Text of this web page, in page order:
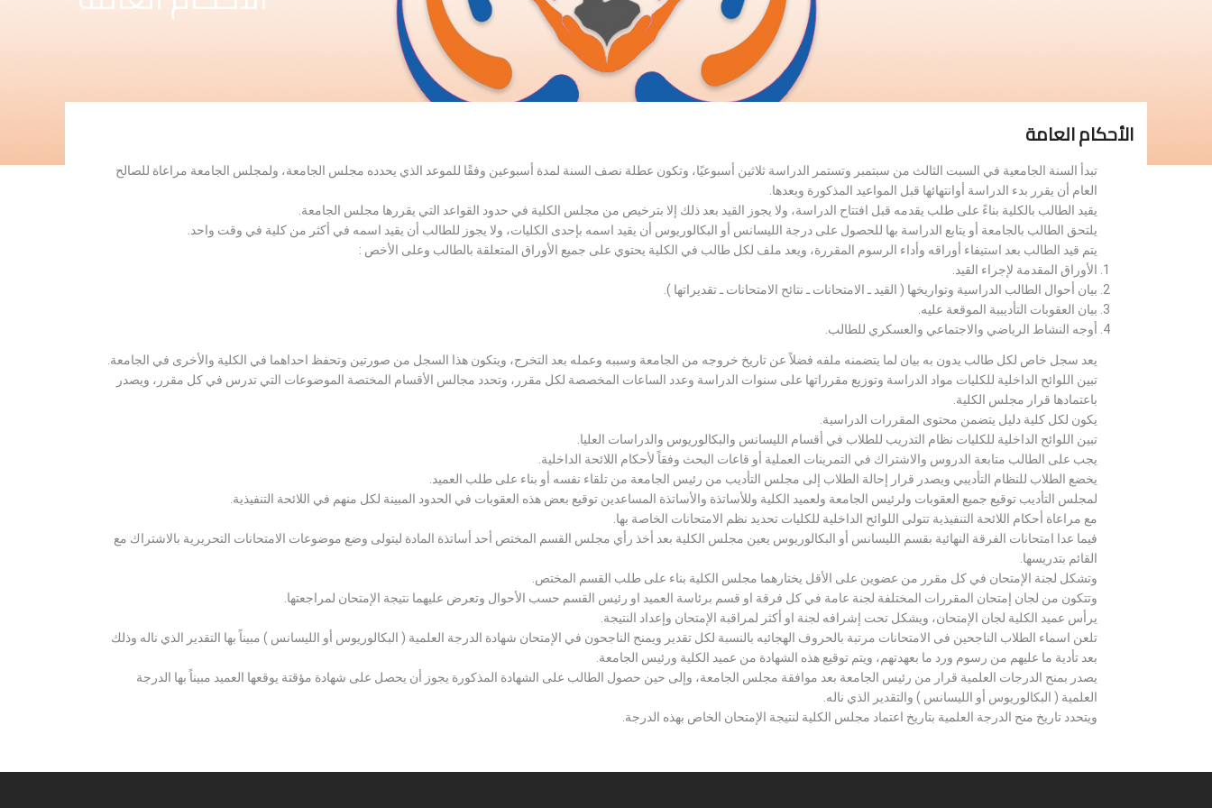
الأحكام العامة
تبدأ السنة الجامعية في السبت الثالث من سبتمبر وتستمر الدراسة ثلاثين أسبوعيًا، وتكون عطلة نصف السنة لمدة أسبوعين وفقًا للموعد الذي يحدده مجلس الجامعة، ولمجلس الجامعة مراعاة للصالح
العام أن يقرر بدء الدراسة أوانتهائها قبل المواعيد المذكورة وبعدها.
يقيد الطالب بالكلية بناءً على طلب يقدمه قبل افتتاح الدراسة، ولا يجوز القيد بعد ذلك إلا بترخيص من مجلس الكلية في حدود القواعد التي يقررها مجلس الجامعة.
يلتحق الطالب بالجامعة أو يتابع الدراسة بها للحصول على درجة الليسانس أو البكالوريوس أن يقيد اسمه بإحدى الكليات، ولا يجوز للطالب أن يقيد اسمه في أكثر من كلية في وقت واحد.
يتم قيد الطالب بعد استيفاء أوراقه وأداء الرسوم المقررة، ويعد ملف لكل طالب في الكلية يحتوي على جميع الأوراق المتعلقة بالطالب وعلى الأخص :
الأوراق المقدمة لإجراء القيد.
بيان أحوال الطالب الدراسية وتواريخها ( القيد ـ الامتحانات ـ نتائح الامتحانات ـ تقديراتها ).
بيان العقوبات التأديبية الموقعة عليه.
أوجه النشاط الرياضي والاجتماعي والعسكري للطالب.
يعد سجل خاص لكل طالب يدون به بيان لما يتضمنه ملفه فضلاً عن تاريخ خروجه من الجامعة وسببه وعمله بعد التخرج، ويتكون هذا السجل من صورتين وتحفظ احداهما في الكلية والأخرى في الجامعة.
تبين اللوائح الداخلية للكليات مواد الدراسة وتوزيع مقرراتها على سنوات الدراسة وعدد الساعات المخصصة لكل مقرر، وتحدد مجالس الأقسام المختصة الموضوعات التي تدرس في كل مقرر، ويصدر
باعتمادها قرار مجلس الكلية.
يكون لكل كلية دليل يتضمن محتوى المقررات الدراسية.
تبين اللوائح الداخلية للكليات نظام التدريب للطلاب في أقسام الليسانس والبكالوريوس والدراسات العليا.
يجب على الطالب متابعة الدروس والاشتراك في التمرينات العملية أو قاعات البحث وفقاً لأحكام اللائحة الداخلية.
يخضع الطلاب للنظام التأديبي ويصدر قرار إحالة الطلاب إلى مجلس التأديب من رئيس الجامعة من تلقاء نفسه أو بناء على طلب العميد.
لمجلس التأديب توقيع جميع العقوبات ولرئيس الجامعة ولعميد الكلية وللأساتذة والأساتذة المساعدين توقيع بعض هذه العقوبات في الحدود المبينة لكل منهم في اللائحة التنفيذية.
مع مراعاة أحكام اللائحة التنفيذية تتولى اللوائح الداخلية للكليات تحديد نظم الامتحانات الخاصة بها.
فيما عدا امتحانات الفرقة النهائية بقسم الليسانس أو البكالوريوس يعين مجلس الكلية بعد أخذ رأي مجلس القسم المختص أحد أساتذة المادة ليتولى وضع موضوعات الامتحانات التحريرية بالاشتراك مع
القائم بتدريسها.
وتشكل لجنة الإمتحان في كل مقرر من عضوين على الأقل يختارهما مجلس الكلية بناء على طلب القسم المختص.
وتتكون من لجان إمتحان المقررات المختلفة لجنة عامة في كل فرقة او قسم برئاسة العميد او رئيس القسم حسب الأحوال وتعرض عليهما نتيجة الإمتحان لمراجعتها.
يرأس عميد الكلية لجان الإمتحان، ويشكل تحت إشرافه لجنة او أكثر لمراقبة الإمتحان وإعداد النتيجة.
تلعن اسماء الطلاب الناجحين فى الامتحانات مرتبة بالحروف الهجائيه بالنسبة لكل تقدير ويمنح الناجحون في الإمتحان شهادة الدرجة العلمية ( البكالوريوس أو الليسانس ) مبيناً بها التقدير الذي ناله وذلك
بعد تأدية ما عليهم من رسوم ورد ما بعهدتهم، ويتم توقيع هذه الشهادة من عميد الكلية ورئيس الجامعة.
يصدر بمنح الدرجات العلمية قرار من رئيس الجامعة بعد موافقة مجلس الجامعة، وإلى حين حصول الطالب على الشهادة المذكورة يجوز أن يحصل على شهادة مؤقتة يوقعها العميد مبيناً بها الدرجة
العلمية ( البكالوريوس أو الليسانس ) والتقدير الذي ناله.
ويتحدد تاريخ منح الدرجة العلمية بتاريخ اعتماد مجلس الكلية لنتيجة الإمتحان الخاص بهذه الدرجة.